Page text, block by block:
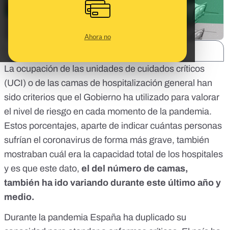
Ahora no
La ocupación de las unidades de cuidados críticos
(UCI) o de las camas de hospitalización general han
sido criterios que el Gobierno ha utilizado para valorar
el nivel de riesgo en cada momento de la pandemia.
Estos porcentajes, aparte de indicar cuántas personas
sufrían el coronavirus de forma más grave, también
mostraban cuál era la capacidad total de los hospitales
y es que este dato, el del número de camas,
también ha ido variando durante este último año y
medio.
Durante la pandemia España ha duplicado su